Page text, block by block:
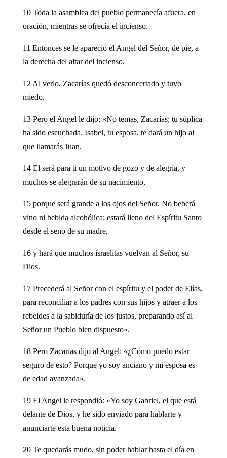
10 Toda la asamblea del pueblo permanecía afuera, en
oración, mientras se ofrecía el incienso.
11 Entonces se le apareció el Angel del Señor, de pie, a
la derecha del altar del incienso.
12 Al verlo, Zacarías quedó desconcertado y tuvo
miedo.
13 Pero el Angel le dijo: «No temas, Zacarías; tu súplica
ha sido escuchada. Isabel, tu esposa, te dará un hijo al
que llamarás Juan.
14 El será para ti un motivo de gozo y de alegría, y
muchos se alegrarán de su nacimiento,
15 porque será grande a los ojos del Señor. No beberá
vino ni bebida alcohólica; estará lleno del Espíritu Santo
desde el seno de su madre,
16 y hará que muchos israelitas vuelvan al Señor, su
Dios.
17 Precederá al Señor con el espíritu y el poder de Elías,
para reconciliar a los padres con sus hijos y atraer a los
rebeldes a la sabiduría de los justos, preparando así al
Señor un Pueblo bien dispuesto».
18 Pero Zacarías dijo al Angel: «¿Cómo puedo estar
seguro de esto? Porque yo soy anciano y mi esposa es
de edad avanzada».
19 El Angel le respondió: «Yo soy Gabriel, el que está
delante de Dios, y he sido enviado para hablarte y
anunciarte esta buena noticia.
20 Te quedarás mudo, sin poder hablar hasta el día en